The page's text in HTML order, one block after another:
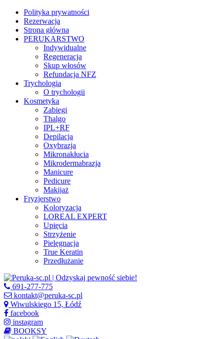
Polityka prywatności
Rezerwacja
Strona główna
PERUKARSTWO
Indywidualne
Regeneracja
Skup włosów
Refundacja NFZ
Trychologia
O trychologii
Kosmetyka
Zabiegi
Thalgo
IPL+RF
Depilacja
Oxybrazja
Mikronakłucia
Mikrodermabrazja
Manicure
Pedicure
Makijaż
Fryzjerstwo
Koloryzacja
LOREAL EXPERT
Upięcia
Strzyżenie
Pielęgnacja
True Keratin
Przedłużanie
691-277-775
kontakt@peruka-sc.pl
Wiwulskiego 15, Łódź
facebook
instagram
BOOKSY